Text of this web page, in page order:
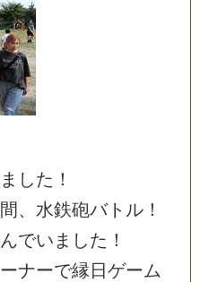
ま した ！
間 、 水鉄砲バト ル ！
んでい ま した ！
ーナーで縁 日 ゲーム